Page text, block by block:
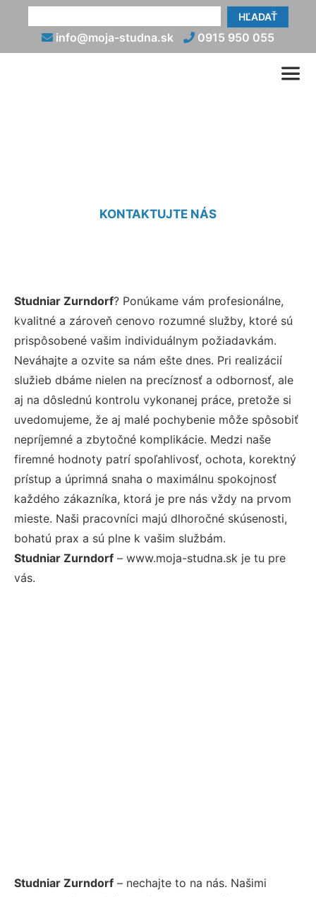
HĽADAŤ
info@moja-studna.sk 0915 950 055
KONTAKTUJTE NÁS
Studniar Zurndorf? Ponúkame vám profesionálne,
kvalitné a zároveň cenovo rozumné služby, ktoré sú
prispôsobené vašim individuálnym požiadavkám.
Neváhajte a ozvite sa nám ešte dnes. Pri realizácií
služieb dbáme nielen na precíznosť a odbornosť, ale
aj na dôslednú kontrolu vykonanej práce, pretože si
uvedomujeme, že aj malé pochybenie môže spôsobiť
nepríjemné a zbytočné komplikácie. Medzi naše
firemné hodnoty patrí spoľahlivosť, ochota, korektný
prístup a úprimná snaha o maximálnu spokojnosť
každého zákazníka, ktorá je pre nás vždy na prvom
mieste. Naši pracovníci majú dlhoročné skúsenosti,
bohatú prax a sú plne k vašim službám.
Studniar Zurndorf – www.moja-studna.sk je tu pre
vás.
Studniar Zurndorf – nechajte to na nás. Našimi